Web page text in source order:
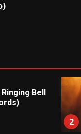
Ringing Bell
2